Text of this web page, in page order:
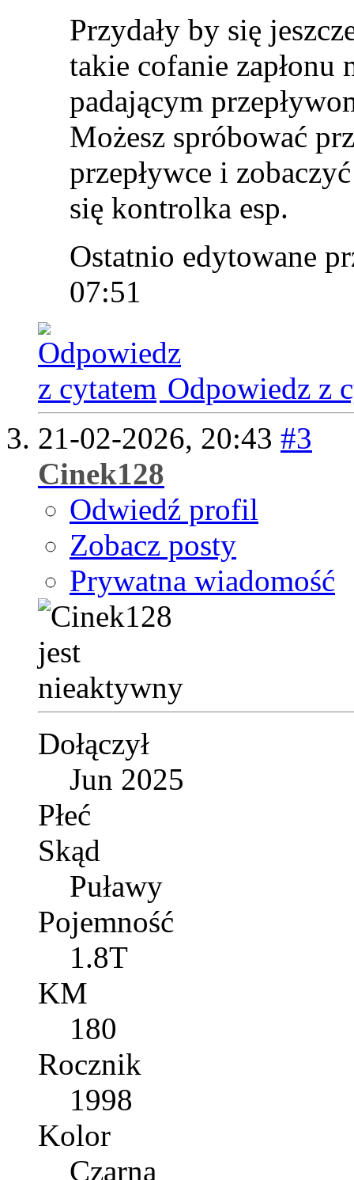
Przydały by się
takie cofanie zapłonu
padającym
Możesz spróbować
przepływce i
się kontrolka esp.
Ostatnio edytowane
07:51
Odpowiedz z
21-02-2026, 20:43 #3
Cinek128
Odwiedź profil
Zobacz posty
Prywatna wiadomość
Dołączył
Jun 2025
Płeć
Skąd
Puławy
Pojemność
1.8T
KM
180
Rocznik
1998
Kolor
Czarna